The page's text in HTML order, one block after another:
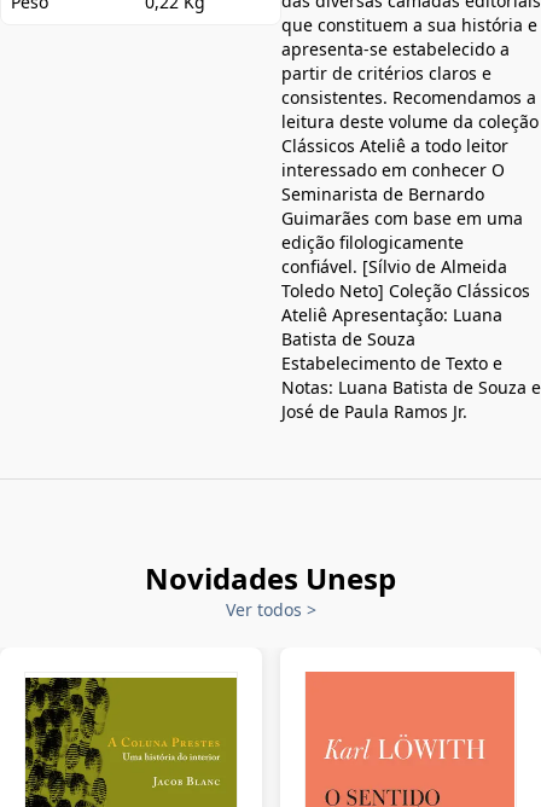
que constituem a sua história e
apresenta-se estabelecido a
partir de critérios claros e
consistentes. Recomendamos a
leitura deste volume da coleção
Clássicos Ateliê a todo leitor
interessado em conhecer O
Seminarista de Bernardo
Guimarães com base em uma
edição filologicamente
confiável. [Sílvio de Almeida
Toledo Neto] Coleção Clássicos
Ateliê Apresentação: Luana
Batista de Souza
Estabelecimento de Texto e
Notas: Luana Batista de Souza e
José de Paula Ramos Jr.
Novidades Unesp
Ver todos >